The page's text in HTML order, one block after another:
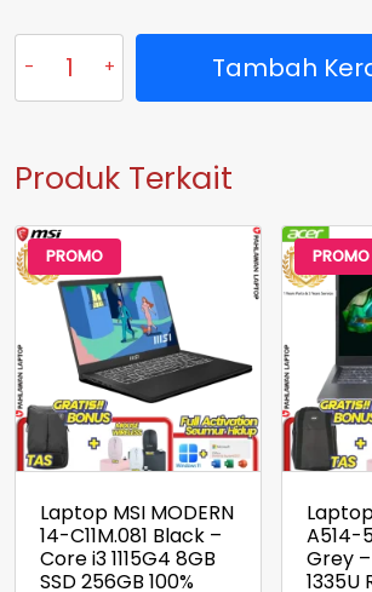
Kuantitas
Laptop
HP
Celeron
N4500
RAM
4
GB
GB
Silver
GARANSI
2
Tahun
Tambah
Produk Terkait
PROMO
Laptop MSI MODERN
14-C11M.081 Black –
Core i3 1115G4 8GB
SSD 256GB 100%
PROMO
A514-
Grey
1335U